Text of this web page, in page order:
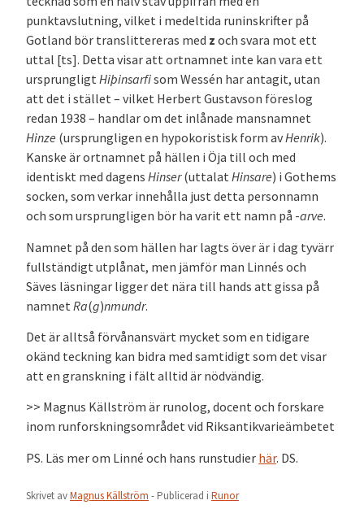
punktavslutning, vilket i medeltida runinskrifter på
Gotland bör translittereras med z och svara mot ett
uttal [ts]. Detta visar att ortnamnet inte kan vara ett
ursprungligt Hiþinsarfisom Wessén har antagit, utan
att det i stället – vilket Herbert Gustavson föreslog
redan 1938 – handlar om det inlånade mansnamnet
Hinze (ursprungligen en hypokoristisk form avHenrik).
Kanske är ortnamnet på hällen i Öja till och med
identiskt med dagens Hinser(uttalat Hinsare) i Gothems
socken, som verkar innehålla just detta personnamn
och som ursprungligen bör ha varit ett namn på -­arve.
Namnet på den som hällen har lagts över är i dag tyvärr
fullständigt utplånat, men jämför man Linnés och
Säves läsningar ligger det nära till hands att gissa på
namnet Ra(g)nmundr.
Det är alltså förvånansvärt mycket som en tidigare
okänd teckning kan bidra med samtidigt som det visar
att en granskning i fält alltid är nödvändig.
>> Magnus Källström är runolog, docent och forskare
inom runforskningsområdet vid Riksantikvarieämbetet
PS. Läs mer om Linné och hans runstudier här. DS.
Skrivet avMagnus Källström - Publicerad i Runor